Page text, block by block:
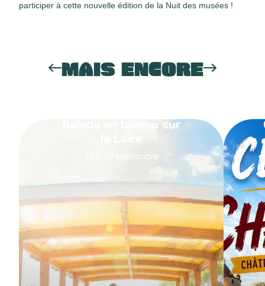
participer à cette nouvelle édition de la Nuit des musées !
MAIS ENCORE
Balade en bateau sur
septembre